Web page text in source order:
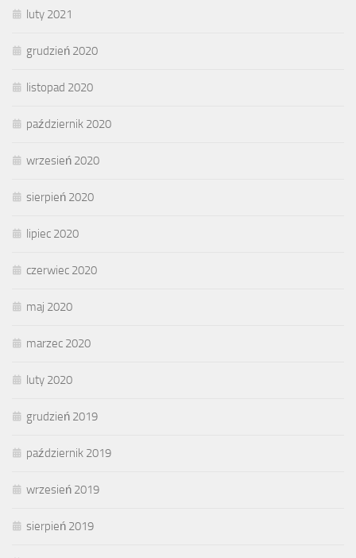
luty 2021
grudzień 2020
listopad 2020
październik 2020
wrzesień 2020
sierpień 2020
lipiec 2020
czerwiec 2020
maj 2020
marzec 2020
luty 2020
grudzień 2019
październik 2019
wrzesień 2019
sierpień 2019